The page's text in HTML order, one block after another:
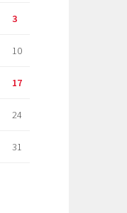
3
10
17
24
31